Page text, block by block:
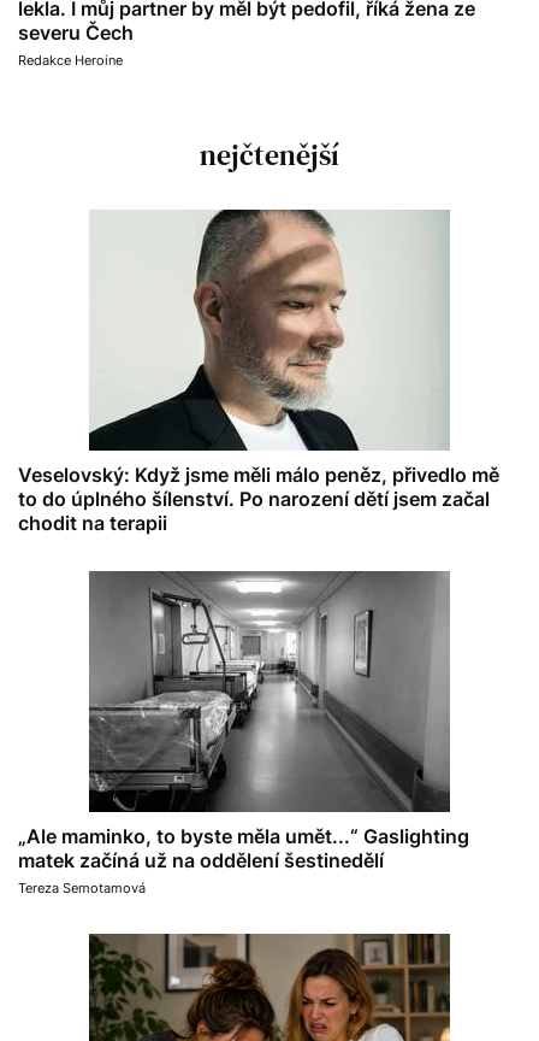
lekla. I můj partner by měl být pedofil, říká žena ze
severu Čech
Redakce Heroine
nejčtenější
Veselovský: Když jsme měli málo peněz, přivedlo mě
to do úplného šílenství. Po narození dětí jsem začal
chodit na terapii
„Ale maminko, to byste měla umět...“ Gaslighting
matek začíná už na oddělení šestinedělí
Tereza Semotamová